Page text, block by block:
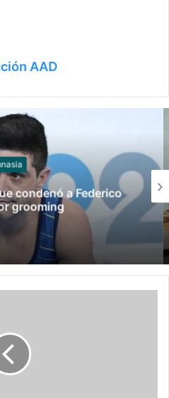
AAD
de los Juegos
por mujeres